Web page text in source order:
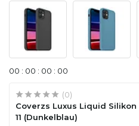
00 : 00 : 00 : 00
(0)
Coverzs Luxus Liquid Silikon
11 (Dunkelblau)